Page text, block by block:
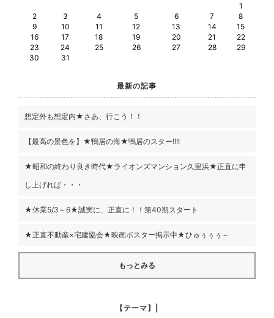
1
2
3 4 5 6 7
8
9
10 11 12 13 14
15
16
17 18 19 20 21
22
23
24 25 26 27 28
29
30
31
最新の記事
想定外も想定内★さあ、行こう！！
【最高の景色を】★鴨居の海★鴨居のスター!!!!
★昭和の終わり良き時代★ライオンズマンション久里浜★正直に申
し上げれば・・・
★休業5/3～6★誠実に、正直に！！第40期スタート
★正直不動産×宅建協会★映画ポスター掲示中★ひゅぅぅぅ～
もっとみる
【テーマ】|